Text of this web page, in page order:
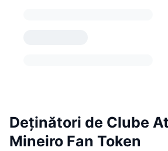
Deținători de Clube
Mineiro Fan Token